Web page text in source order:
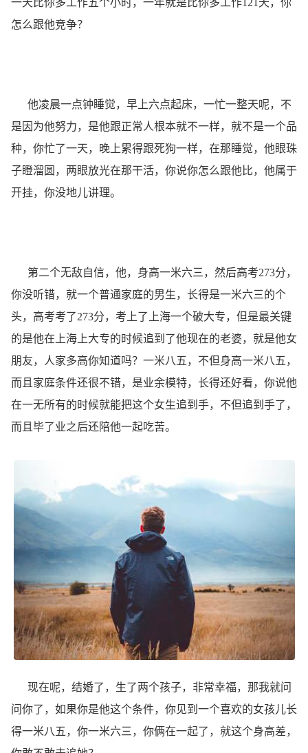
怎么跟他竞争？
他凌晨一点钟睡觉，早上六点起床，一忙一整天呢，不
是因为他努力，是他跟正常人根本就不一样，就不是一个品
种，你忙了一天，晚上累得跟死狗一样，在那睡觉，他眼珠
子瞪溜圆，两眼放光在那干活，你说你怎么跟他比，他属于
开挂，你没地儿讲理。
第二个无敌自信，他，身高一米六三，然后高考273分，
你没听错，就一个普通家庭的男生，长得是一米六三的个
头，高考考了273分，考上了上海一个破大专，但是最关键
的是他在上海上大专的时候追到了他现在的老婆，就是他女
朋友，人家多高你知道吗？一米八五，不但身高一米八五，
而且家庭条件还很不错，是业余模特，长得还好看，你说他
在一无所有的时候就能把这个女生追到手，不但追到手了，
而且毕了业之后还陪他一起吃苦。
现在呢，结婚了，生了两个孩子，非常幸福，那我就问
问你了，如果你是他这个条件，你见到一个喜欢的女孩儿长
得一米八五，你一米六三，你俩在一起了，就这个身高差，